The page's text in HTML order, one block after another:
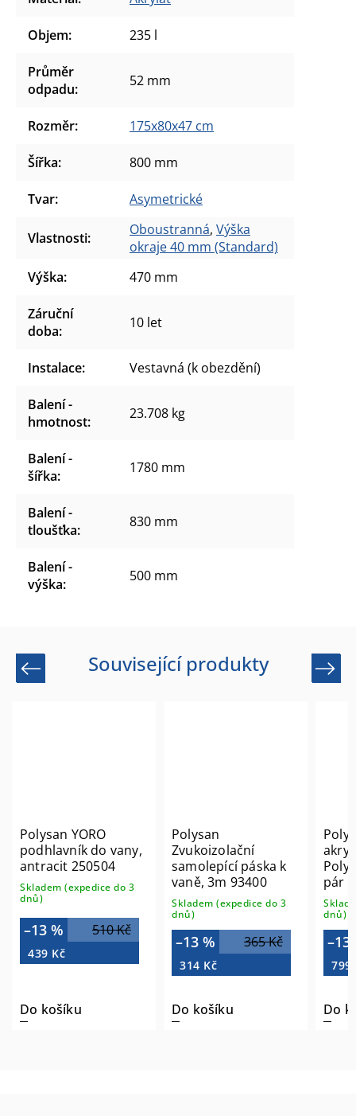
Objem: 235 l
Průměr
odpadu: 52 mm
Rozměr: 175x80x47 cm
Šířka: 800 mm
Tvar: Asymetrické
Vlastnosti: Oboustranná, Výška
okraje 40 mm (Standard)
Výška: 470 mm
Záruční
doba: 10 let
Instalace: Vestavná (k obezdění)
Balení -
hmotnost: 23.708 kg
Balení -
šířka: 1780 mm
Balení -
tloušťka: 830 mm
Balení -
výška: 500 mm
Související produkty
Previous
Polysan YORO
podhlavník do vany,
antracit 250504
Skladem (expedice do 3
dnů)
510 Kč
–13 %
439 Kč
Do košíku
Polysan
Zvukoizolační
samolepící páska k
vaně, 3m 93400
Skladem (expedice do 3
dnů)
365 Kč
–13 %
314 Kč
Do košíku
pár
dnů)
–13
799
Do
Next